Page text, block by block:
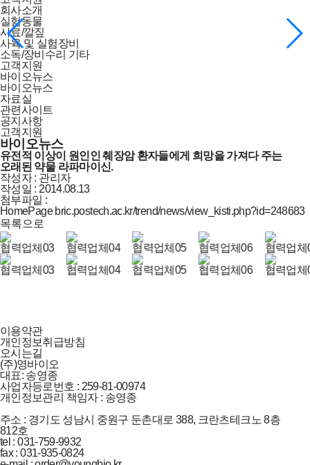
회사소개
실험동물
사료/깔짚
사육 및 실험장비
소독/장비수리 기타
고객지원
바이오뉴스
바이오뉴스
자료실
관련사이트
공지사항
고객지원
바이오뉴스
유전적 이상이 원인인 췌장암 환자들에게 희망을 가져다 주는
오래된 약물 라파마이신.
작성자: 관리자
작성일 : 2014.08.13
첨부파일 :
HomePage bric.postech.ac.kr/trend/news/view_kisti.php?id=248683
목록으로
이용약관
개인정보취급방침
오시는길
(주)영바이오
대표: 송영종
사업자등로번호 : 259-81-00974
개인정보관리 책임자 : 송영종
주소 : 경기도 성남시 중원구 둔촌대로 388, 크란츠테크노 8층
812호
tel : 031-759-9932
fax : 031-935-0824